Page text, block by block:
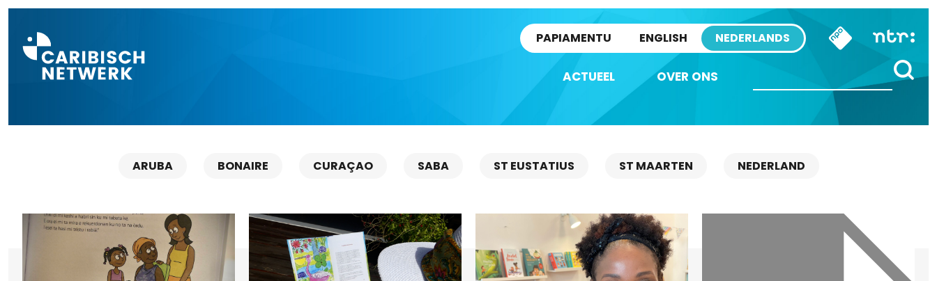
PAPIAMENTU ENGLISH NEDERLANDS
ACTUEEL OVER ONS
ARUBA BONAIRE CURAÇAO SABA ST EUSTATIUS ST MAARTEN NEDERLAND